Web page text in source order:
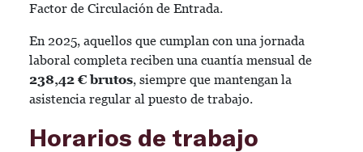
Factor de Circulación de Entrada.
En 2025, aquellos que cumplan con una jornada
laboral completa reciben una cuantía mensual de
238,42 € brutos, siempre que mantengan la
asistencia regular al puesto de trabajo.
Horarios de trabajo